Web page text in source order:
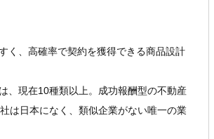
く、高確率で契約を獲得できる商品設計
、現在10種類以上。成功報酬型の不動産
は日本になく、類似企業がない唯一の業